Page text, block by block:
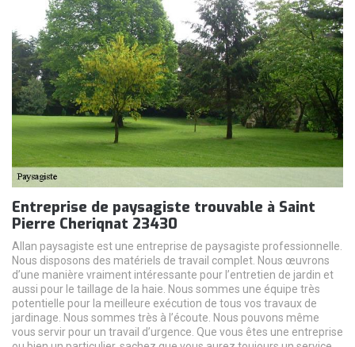
Entreprise de paysagiste trouvable à Saint
Pierre Cheriqnat 23430
Allan paysagiste est une entreprise de paysagiste professionnelle.
Nous disposons des matériels de travail complet. Nous œuvrons
d’une manière vraiment intéressante pour l’entretien de jardin et
aussi pour le taillage de la haie. Nous sommes une équipe très
potentielle pour la meilleure exécution de tous vos travaux de
jardinage. Nous sommes très à l’écoute. Nous pouvons même
vous servir pour un travail d’urgence. Que vous êtes une entreprise